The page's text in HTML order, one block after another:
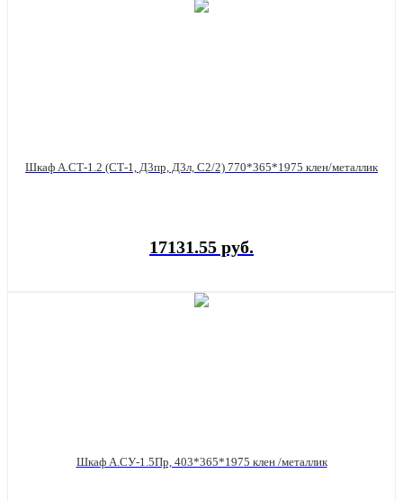
Шкаф А.СТ-1.2 (СТ-1, Д3пр, Д3л, С2/2) 770*365*1975 клен/металлик
17131.55 руб.
Шкаф А.СУ-1.5Пр, 403*365*1975 клен /металлик